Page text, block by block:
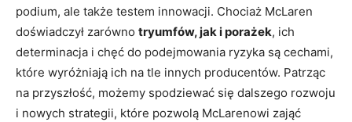
podium, ale także testem innowacji. Chociaż McLaren
doświadczył zarówno tryumfów, jak i porażek, ich
determinacja i chęć do podejmowania ryzyka są cechami,
które wyróżniają ich na tle innych producentów. Patrząc
na przyszłość, możemy spodziewać się dalszego rozwoju
i nowych strategii, które pozwolą McLarenowi zająć